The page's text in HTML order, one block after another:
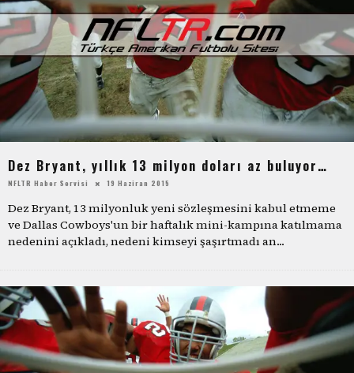
Dez Bryant, yıllık 13 milyon doları az buluyor…
NFLTR Haber Servisi 19 Haziran 2015
Dez Bryant, 13 milyonluk yeni sözleşmesini kabul etmeme
ve Dallas Cowboys'un bir haftalık mini-kampına katılmama
nedenini açıkladı, nedeni kimseyi şaşırtmadı an...